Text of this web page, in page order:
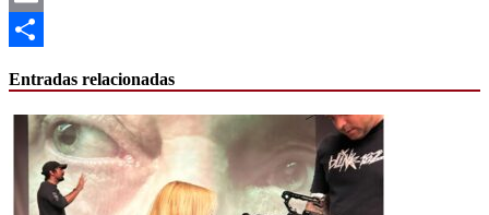
Email
Entradas relacionadas